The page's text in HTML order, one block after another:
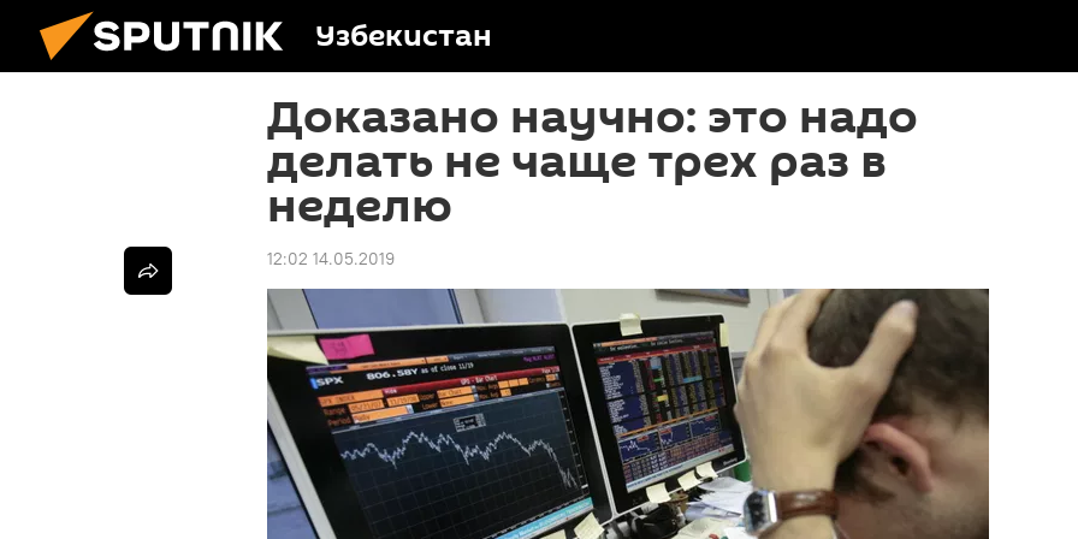
Узбекистан
Доказано научно: это надо
делать не чаще трех раз в
неделю
12:02 14.05.2019